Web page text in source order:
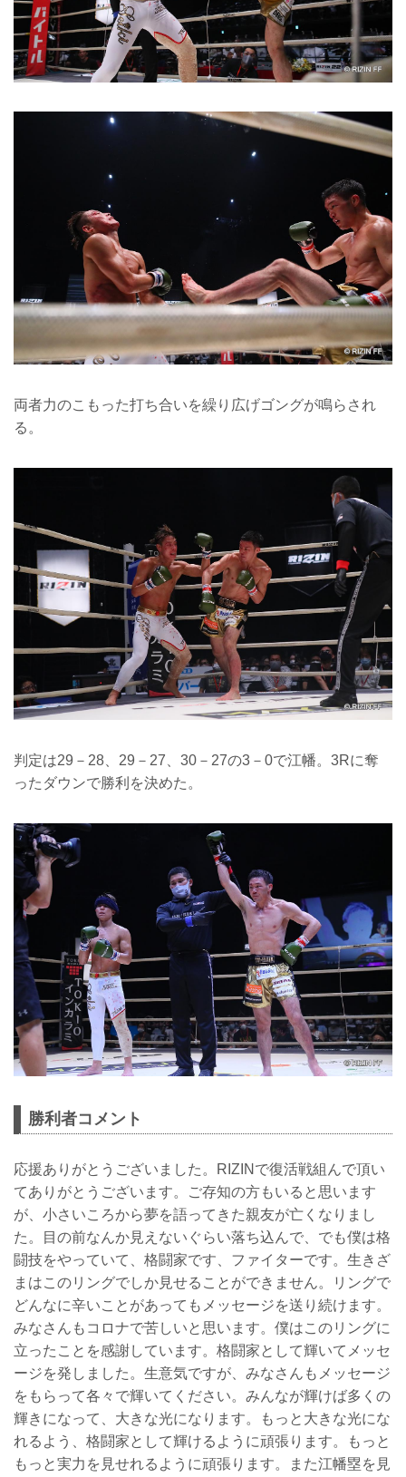
両者力のこもった打ち合いを繰り広げゴングが鳴らされ
る。
判定は29－28、29－27、30－27の3－0で江幡。3Rに奪
ったダウンで勝利を決めた。
勝利者コメント
応援ありがとうございました。RIZINで復活戦組んで頂い
てありがとうございます。ご存知の方もいると思います
が、小さいころから夢を語ってきた親友が亡くなりまし
た。目の前なんか見えないぐらい落ち込んで、でも僕は格
闘技をやっていて、格闘家です、ファイターです。生きざ
まはこのリングでしか見せることができません。リングで
どんなに辛いことがあってもメッセージを送り続けます。
みなさんもコロナで苦しいと思います。僕はこのリングに
立ったことを感謝しています。格闘家として輝いてメッセ
ージを発しました。生意気ですが、みなさんもメッセージ
をもらって各々で輝いてください。みんなが輝けば多くの
輝きになって、大きな光になります。もっと大きな光にな
れるよう、格闘家として輝けるように頑張ります。もっと
もっと実力を見せれるように頑張ります。また江幡塁を見